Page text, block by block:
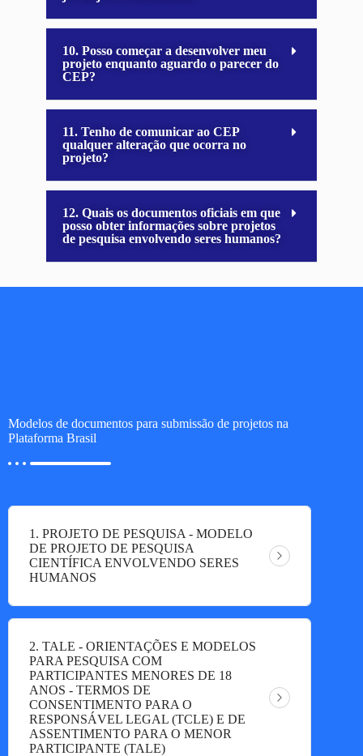
10. Posso começar a desenvolver meu
projeto enquanto aguardo o parecer do
CEP?
11. Tenho de comunicar ao CEP
qualquer alteração que ocorra no
projeto?
12. Quais os documentos oficiais em que
posso obter informações sobre projetos
de pesquisa envolvendo seres humanos?
Modelos de documentos para submissão de projetos na
Plataforma Brasil
1. PROJETO DE PESQUISA - MODELO
DE PROJETO DE PESQUISA
CIENTÍFICA ENVOLVENDO SERES
HUMANOS
2. TALE - ORIENTAÇÕES E MODELOS
PARA PESQUISA COM
PARTICIPANTES MENORES DE 18
ANOS - TERMOS DE
CONSENTIMENTO PARA O
RESPONSÁVEL LEGAL (TCLE) E DE
ASSENTIMENTO PARA O MENOR
PARTICIPANTE (TALE)